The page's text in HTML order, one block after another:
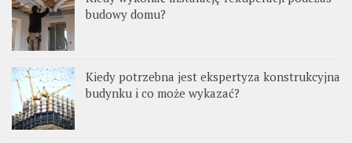
budowy domu?
Kiedy potrzebna jest ekspertyza konstrukcyjna
budynku i co może wykazać?